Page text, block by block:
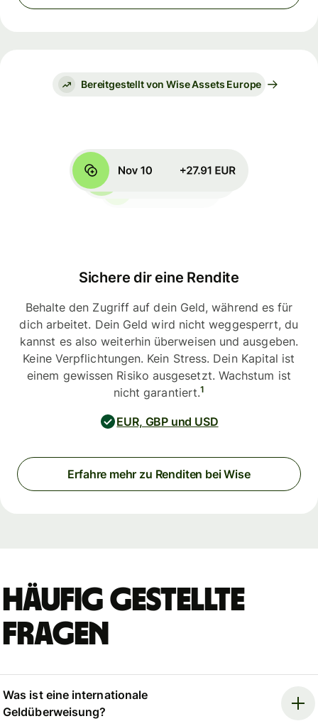
Bereitgestellt von Wise Assets Europe
Sichere dir eine Rendite
Behalte den Zugriff auf dein Geld, während es für
dich arbeitet. Dein Geld wird nicht weggesperrt, du
kannst es also weiterhin überweisen und ausgeben.
Keine Verpflichtungen. Kein Stress. Dein Kapital ist
einem gewissen Risiko ausgesetzt. Wachstum ist
nicht garantiert.1
EUR, GBP und USD
Erfahre mehr zu Renditen bei Wise
Häufig gestellte
Fragen
Was ist eine internationale
Geldüberweisung?